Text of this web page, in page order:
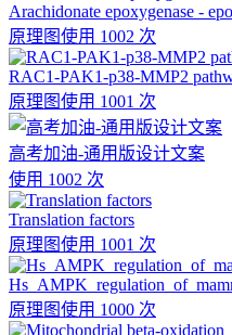
Arachidonate epoxygenase -
原理图使用 1002 次
RAC1-PAK1-p38-MMP2
原理图使用 1001 次
高考加油-通用版设计文案
使用 1002 次
Translation factors
原理图使用 1001 次
原理图使用 1000 次